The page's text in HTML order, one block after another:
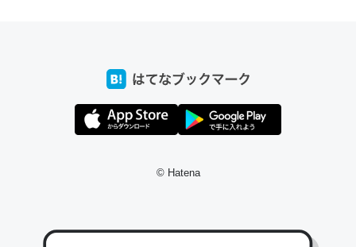
私も3年前ぐらいに祖母の家に設置した。ポケットWifiみ
回線代ほとんどかからないですよ。参考：
─たまにLINEするくらいだった遠方の父67歳と僕。ITツール導入で
© Hatena